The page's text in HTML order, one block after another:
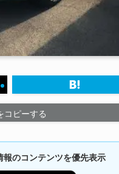
コピーする
のコンテンツを優先表示